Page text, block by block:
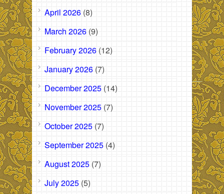
April 2026 (8)
March 2026 (9)
February 2026 (12)
January 2026 (7)
December 2025 (14)
November 2025 (7)
October 2025 (7)
September 2025 (4)
August 2025 (7)
July 2025 (5)